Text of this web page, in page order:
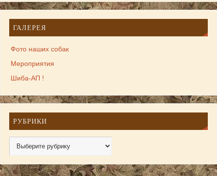
ГАЛЕРЕЯ
Фото наших собак
Мероприятия
Шиба-АП !
РУБРИКИ